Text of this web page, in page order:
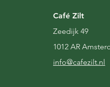
Café Zilt
Zeedijk 49
1012 AR
info@cafezilt.nl